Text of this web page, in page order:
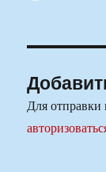
Для отправки